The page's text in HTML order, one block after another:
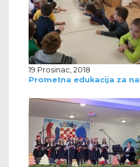
19 Prosinac, 2018
Prometna edukacija za